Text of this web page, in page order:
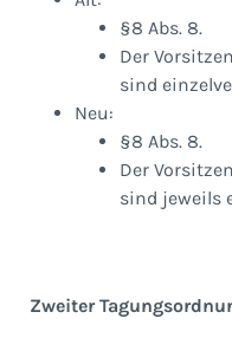
§8 Abs. 8.
Der
sind
Neu:
§8 Abs. 8.
Der
sind jeweils
Zweiter